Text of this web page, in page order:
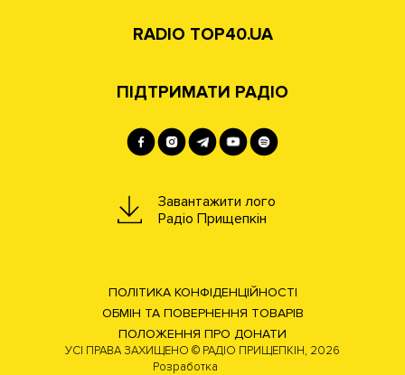
RADIO TOP40.UA
ПІДТРИМАТИ РАДІО
Завантажити лого
Радіо Прищепкін
ПОЛІТИКА КОНФІДЕНЦІЙНОСТІ
ОБМІН ТА ПОВЕРНЕННЯ ТОВАРІВ
ПОЛОЖЕННЯ ПРО ДОНАТИ
УСІ ПРАВА ЗАХИЩЕНО © РАДІО ПРИЩЕПКІН, 2026
Розработка